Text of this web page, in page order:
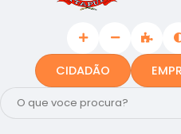
CIDADÃO